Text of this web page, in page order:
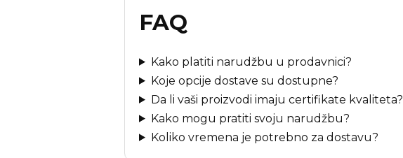
FAQ
Kako platiti narudžbu u prodavnici?
Koje opcije dostave su dostupne?
Da li vaši proizvodi imaju certifikate kvaliteta?
Kako mogu pratiti svoju narudžbu?
Koliko vremena je potrebno za dostavu?